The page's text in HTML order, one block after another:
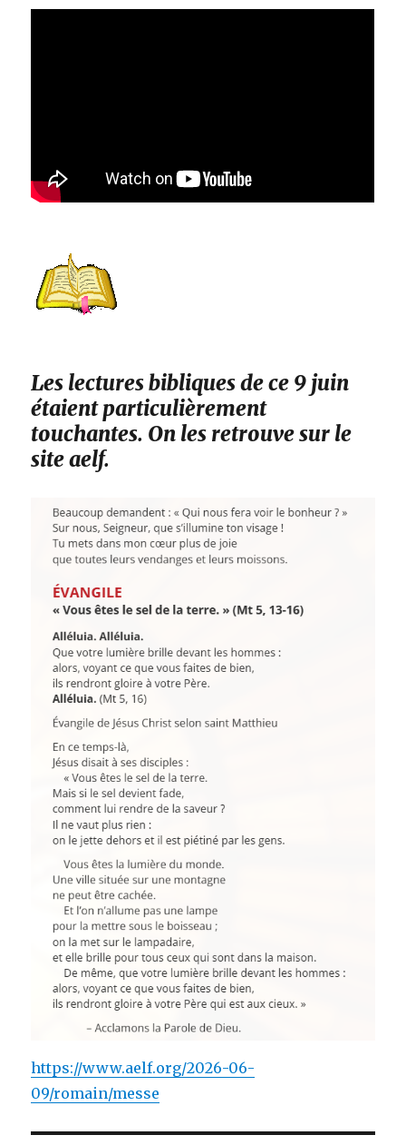
Les lectures bibliques de ce 9 juin
étaient particulièrement
touchantes. On les retrouve sur le
site aelf.
https://www.aelf.org/2026-06-
09/romain/messe